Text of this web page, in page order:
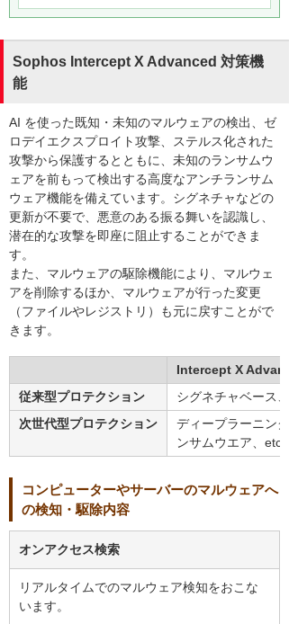
Sophos Intercept X Advanced 対策機
能
AI を使った既知・未知のマルウェアの検出、ゼ
ロデイエクスプロイト攻撃、ステルス化された
攻撃から保護するとともに、未知のランサムウ
ェアを前もって検出する高度なアンチランサム
ウェア機能を備えています。シグネチャなどの
更新が不要で、悪意のある振る舞いを認識し、
潜在的な攻撃を即座に阻止することができま
す。
また、マルウェアの駆除機能により、マルウェ
アを削除するほか、マルウェアが行った変更
（ファイルやレジストリ）も元に戻すことがで
きます。
Intercept X
従来型プロテクション
シグネチャベース
次世代型プロテクション
ディープラーニン
ンサムウエア、etc
コンピューターやサーバーのマルウェアへ
の検知・駆除内容
オンアクセス検索
リアルタイムでのマルウェア検知をおこな
います。